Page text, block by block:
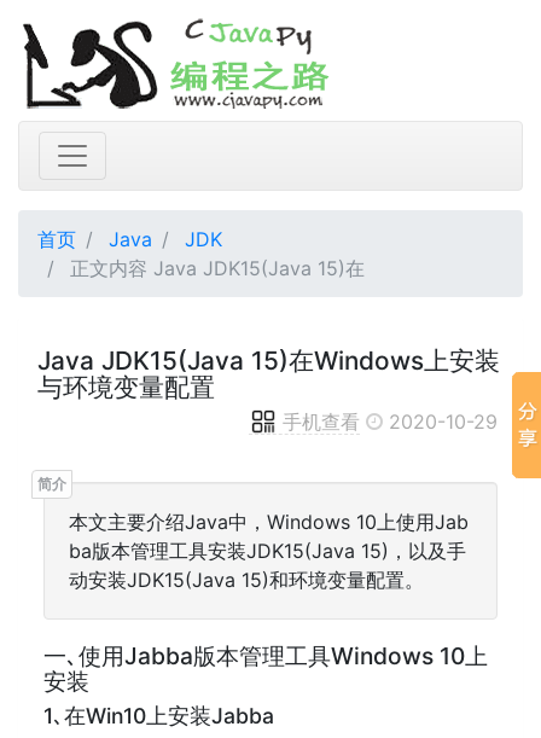
首页 Java
JDK
正文内容 Java JDK15(Java 15)在
Java JDK15(Java 15)在Windows上安装
与环境变量配置
手机查看 2020-10-29
本文主要介绍Java中，Windows 10上使用Jab
ba版本管理工具安装JDK15(Java 15)，以及手
动安装JDK15(Java 15)和环境变量配置。
一､使用Jabba版本管理工具Windows 10上
安装
1､在Win10上安装Jabba